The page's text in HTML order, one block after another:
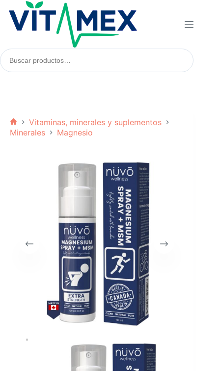
contenido
Buscar
productos:
Inicio
Vitaminas, minerales y suplementos
Minerales
Magnesio